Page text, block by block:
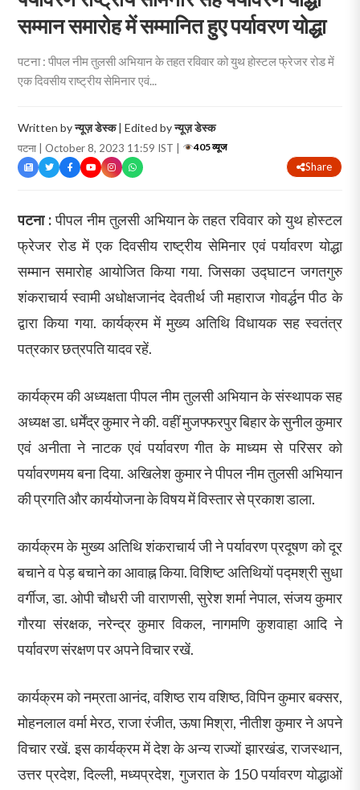
सम्मान समारोह में सम्मानित हुए पर्यावरण योद्धा
पटना : पीपल नीम तुलसी अभियान के तहत रविवार को युथ होस्टल फ्रेजर रोड में
एक दिवसीय राष्ट्रीय सेमिनार एवं...
Written byन्यूज़ डेस्क| Edited byन्यूज़ डेस्क
पटना | October 8, 2023 11:59 IST | 405 व्यूज
Share
पटना :पीपल नीम तुलसी अभियान के तहत रविवार को युथ होस्टल
फ्रेजर रोड में एक दिवसीय राष्ट्रीय सेमिनार एवं पर्यावरण योद्धा
सम्मान समारोह आयोजित किया गया. जिसका उद्घाटन जगतगुरु
शंकराचार्य स्वामी अधोक्षजानंद देवतीर्थ जी महाराज गोवर्द्धन पीठ के
द्वारा किया गया. कार्यक्रम में मुख्य अतिथि विधायक सह स्वतंत्र
पत्रकार छत्रपति यादव रहें.
कार्यक्रम की अध्यक्षता पीपल नीम तुलसी अभियान के संस्थापक सह
अध्यक्ष डा. धर्मेंद्र कुमार ने की. वहीं मुजफ्फरपुर बिहार के सुनील कुमार
एवं अनीता ने नाटक एवं पर्यावरण गीत के माध्यम से परिसर को
पर्यावरणमय बना दिया. अखिलेश कुमार ने पीपल नीम तुलसी अभियान
की प्रगति और कार्ययोजना के विषय में विस्तार से प्रकाश डाला.
कार्यक्रम के मुख्य अतिथि शंकराचार्य जी ने पर्यावरण प्रदूषण को दूर
बचाने व पेड़ बचाने का आवाह्न किया. विशिष्ट अतिथियों पद्मश्री सुधा
वर्गीज, डा. ओपी चौधरी जी वाराणसी, सुरेश शर्मा नेपाल, संजय कुमार
गौरया संरक्षक, नरेन्द्र कुमार विकल, नागमणि कुशवाहा आदि ने
पर्यावरण संरक्षण पर अपने विचार रखें.
कार्यक्रम को नम्रता आनंद, वशिष्ठ राय वशिष्ठ, विपिन कुमार बक्सर,
मोहनलाल वर्मा मेरठ, राजा रंजीत, ऊषा मिश्रा, नीतीश कुमार ने अपने
विचार रखें. इस कार्यक्रम में देश के अन्य राज्यों झारखंड, राजस्थान,
उत्तर प्रदेश, दिल्ली, मध्यप्रदेश, गुजरात के 150 पर्यावरण योद्धाओं